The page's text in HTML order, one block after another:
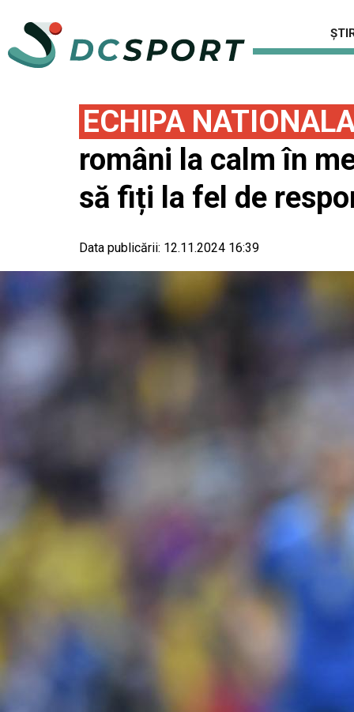
ECHIPA
români la calm în
să fiți la fel de
Data publicării: 12.11.2024 16:39